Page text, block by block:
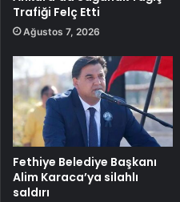
Trafiği Felç Etti
Ağustos 7, 2026
Fethiye Belediye Başkanı
Alim Karaca’ya silahlı
saldırı